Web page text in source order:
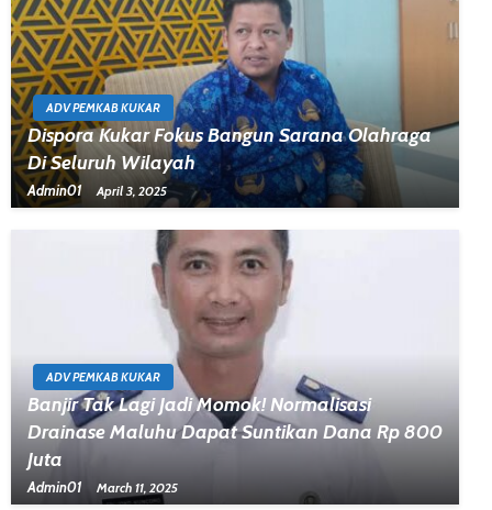
ADV PEMKAB KUKAR
Dispora Kukar Fokus Bangun Sarana Olahraga
Di Seluruh Wilayah
Admin01 April 3, 2025
ADV PEMKAB KUKAR
Banjir Tak Lagi Jadi Momok! Normalisasi
Drainase Maluhu Dapat Suntikan Dana Rp 800
Juta
Admin01 March 11, 2025